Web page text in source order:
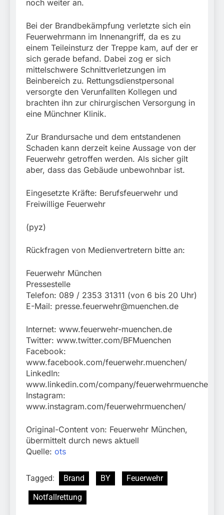
noch weiter an.
Bei der Brandbekämpfung verletzte sich ein
Feuerwehrmann im Innenangriff, da es zu
einem Teileinsturz der Treppe kam, auf der er
sich gerade befand. Dabei zog er sich
mittelschwere Schnittverletzungen im
Beinbereich zu. Rettungsdienstpersonal
versorgte den Verunfallten Kollegen und
brachten ihn zur chirurgischen Versorgung in
eine Münchner Klinik.
Zur Brandursache und dem entstandenen
Schaden kann derzeit keine Aussage von der
Feuerwehr getroffen werden. Als sicher gilt
aber, dass das Gebäude unbewohnbar ist.
Eingesetzte Kräfte: Berufsfeuerwehr und
Freiwillige Feuerwehr
(pyz)
Rückfragen von Medienvertretern bitte an:
Feuerwehr München
Pressestelle
Telefon: 089 / 2353 31311 (von 6 bis 20 Uhr)
E-Mail: presse.feuerwehr@muenchen.de
Internet: www.feuerwehr-muenchen.de
Twitter: www.twitter.com/BFMuenchen
Facebook:
www.facebook.com/feuerwehr.muenchen/
LinkedIn:
www.linkedin.com/company/feuerwehrmuenchen
Instagram:
www.instagram.com/feuerwehrmuenchen/
Original-Content von: Feuerwehr München,
übermittelt durch news aktuell
Quelle: ots
Tagged: Brand BY
Feuerwehr
Notfallrettung